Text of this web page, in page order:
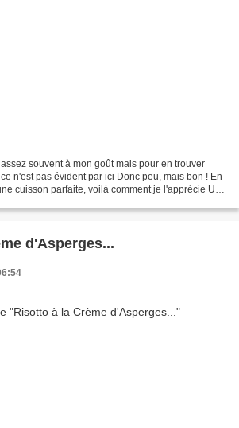
souvent à mon goût mais pour en trouver
n'est pas évident par ici Donc peu, mais bon ! En
cuisson parfaite, voilà comment je l'apprécie Une
d'Asperges...